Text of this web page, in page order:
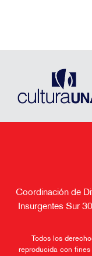
Coordinación de
Insurgentes Sur
Todos los
reproducida con